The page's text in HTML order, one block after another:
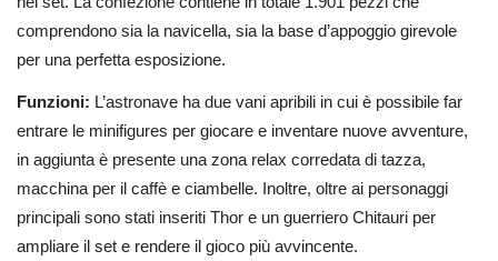
comprendono sia la navicella, sia la base d’appoggio girevole
per una perfetta esposizione.
Funzioni: L’astronave ha due vani apribili in cui è possibile far
entrare le minifigures per giocare e inventare nuove avventure,
in aggiunta è presente una zona relax corredata di tazza,
macchina per il caffè e ciambelle. Inoltre, oltre ai personaggi
principali sono stati inseriti Thor e un guerriero Chitauri per
ampliare il set e rendere il gioco più avvincente.